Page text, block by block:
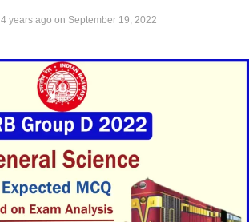
4 years ago on September 19, 2022